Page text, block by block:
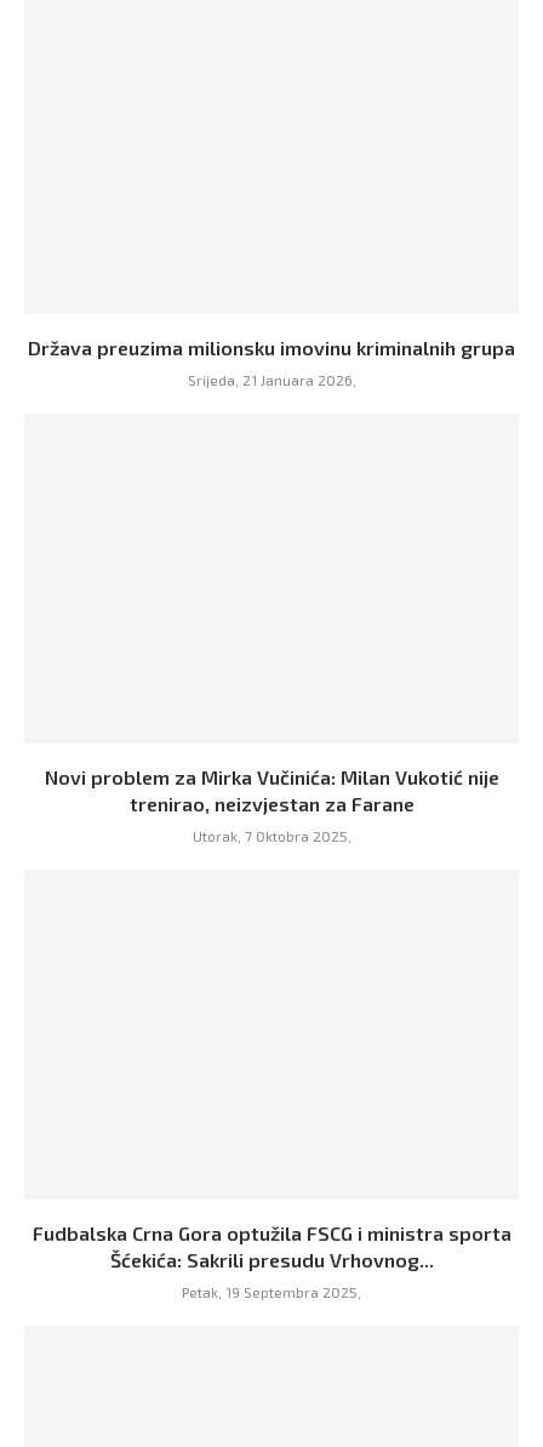
Država preuzima milionsku imovinu kriminalnih grupa
Srijeda, 21 Januara 2026,
Novi problem za Mirka Vučinića: Milan Vukotić nije
trenirao, neizvjestan za Farane
Utorak, 7 Oktobra 2025,
Fudbalska Crna Gora optužila FSCG i ministra sporta
Šćekića: Sakrili presudu Vrhovnog...
Petak, 19 Septembra 2025,